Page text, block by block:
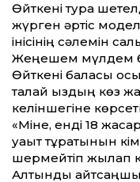
Өйткені тура
жүрген әртіс
інісінің сәлемін
Жеңешем мүлдем
Өйткені баласы
талай қыздың көз
келіншегіне
«Міне, енді 18
уақыт тұратынын
шермейтіп жылап
Алтынды айтсаңшы,